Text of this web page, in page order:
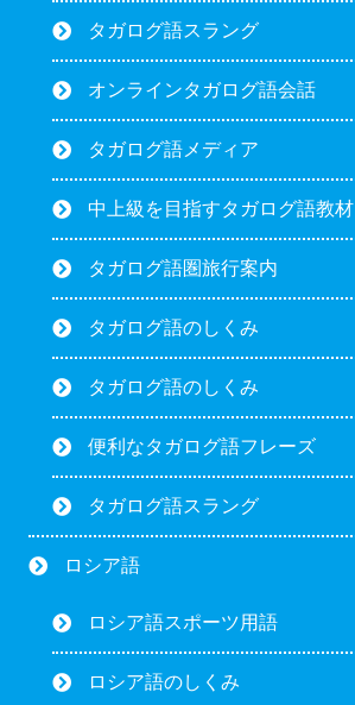
タガログ語スラング
オンラインタガログ語会話
タガログ語メディア
中上級を目指すタガログ語教材
タガログ語圏旅行案内
タガログ語のしくみ
タガログ語のしくみ
便利なタガログ語フレーズ
タガログ語スラング
ロシア語
ロシア語スポーツ用語
ロシア語のしくみ